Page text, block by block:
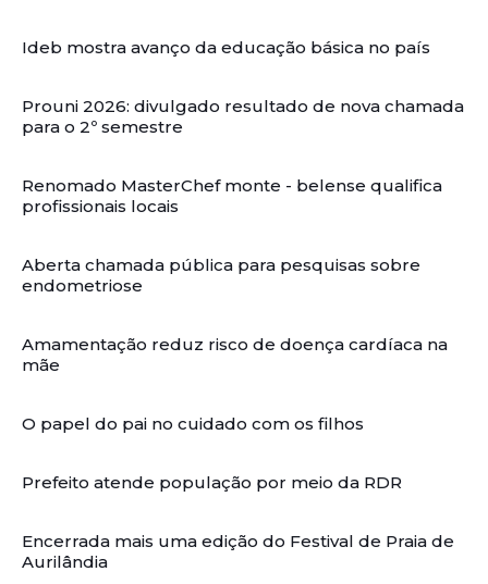
Ideb mostra avanço da educação básica no país
Prouni 2026: divulgado resultado de nova chamada
para o 2º semestre
Renomado MasterChef monte - belense qualifica
profissionais locais
Aberta chamada pública para pesquisas sobre
endometriose
Amamentação reduz risco de doença cardíaca na
mãe
O papel do pai no cuidado com os filhos
Prefeito atende população por meio da RDR
Encerrada mais uma edição do Festival de Praia de
Aurilândia